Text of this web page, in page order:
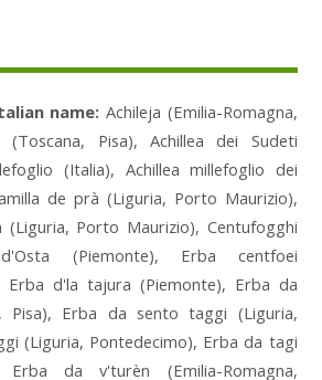
name: Achileja (Emilia-Romagna,
(Toscana, Pisa), Achillea dei Sudeti
(Italia), Achillea millefoglio dei
de prà (Liguria, Porto Maurizio),
(Liguria, Porto Maurizio), Centufogghi
(Piemonte), Erba centfoei
Erba d'la tajura (Piemonte), Erba da
Pisa), Erba da sento taggi (Liguria,
(Liguria, Pontedecimo), Erba da tagi
Erba da v'turèn (Emilia-Romagna,